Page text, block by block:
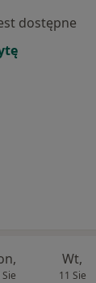
dostępne
Wt,
11 Sie